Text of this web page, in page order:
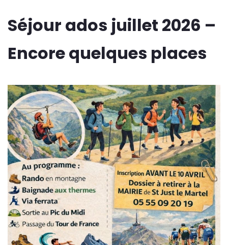
Séjour ados juillet 2026 –
Encore quelques places